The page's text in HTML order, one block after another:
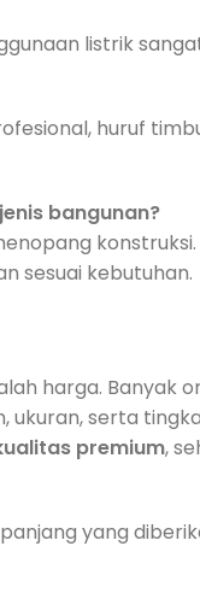
listrik
huruf
bangunan?
sesuai kebutuhan.
harga. Banyak
ukuran, serta
premium,
yang